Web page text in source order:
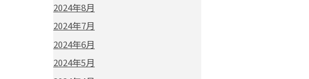
2024年8月
2024年7月
2024年6月
2024年5月